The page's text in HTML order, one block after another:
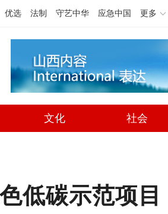
优选 法制 守艺中华 应急中国 更多
文化 社会
低碳示范项目